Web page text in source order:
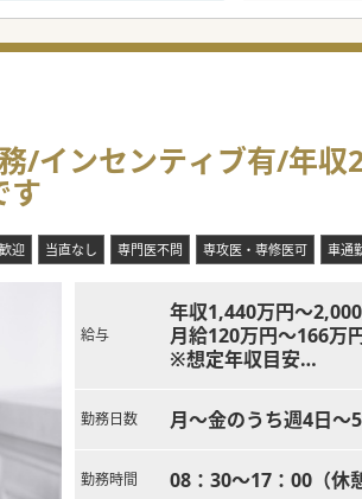
/インセンティブ有/年
す
迎 当直なし 専門医不問 専攻医・専修医可 車通
給与
年収1,440万円～
月給120万円～166万
※想定年収目安
週4.5日：年収1,620万
円
勤務日数 月～金のうち週4日～
勤務時間 08：30～17：00（休